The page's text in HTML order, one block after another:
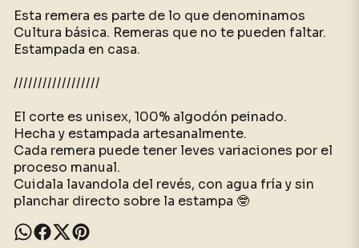
Esta remera es parte de lo que denominamos
Cultura básica. Remeras que no te pueden faltar.
Estampada en casa.
//////////////////
El corte es unisex, 100% algodón peinado.
Hecha y estampada artesanalmente.
Cada remera puede tener leves variaciones por el
proceso manual.
Cuidala lavandola del revés, con agua fría y sin
planchar directo sobre la estampa 🤓